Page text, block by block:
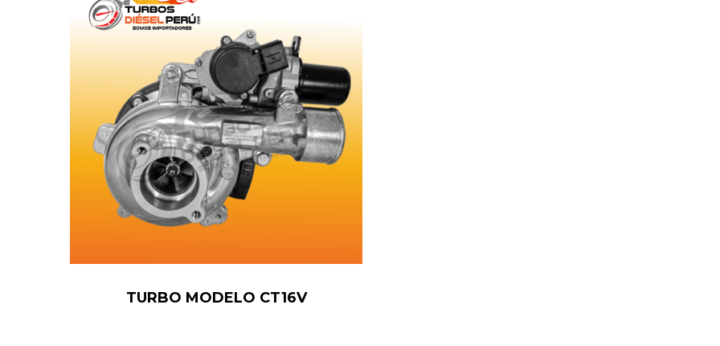
TURBO MODELO CT16V